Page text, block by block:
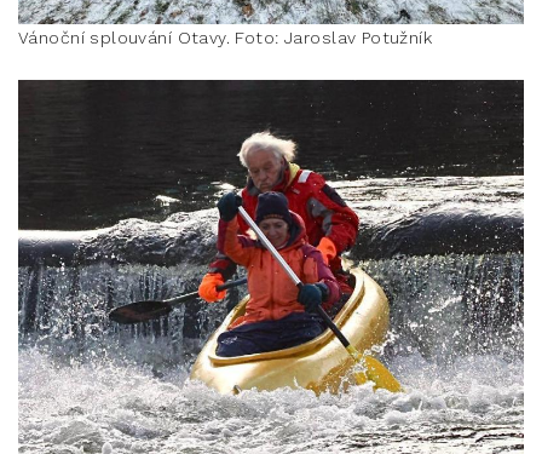
Vánoční splouvání Otavy. Foto: Jaroslav Potužník